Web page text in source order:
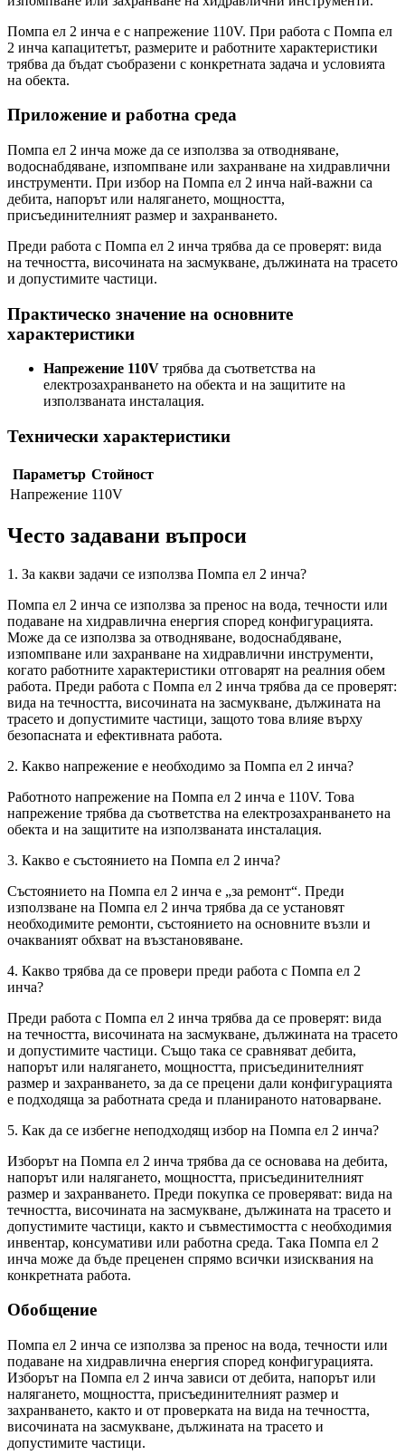
Помпа ел 2 инча е с напрежение 110V. При работа с Помпа ел
2 инча капацитетът, размерите и работните характеристики
трябва да бъдат съобразени с конкретната задача и условията
на обекта.
Приложение и работна среда
Помпа ел 2 инча може да се използва за отводняване,
водоснабдяване, изпомпване или захранване на хидравлични
инструменти. При избор на Помпа ел 2 инча най-важни са
дебита, напорът или налягането, мощността,
присъединителният размер и захранването.
Преди работа с Помпа ел 2 инча трябва да се проверят: вида
на течността, височината на засмукване, дължината на трасето
и допустимите частици.
Практическо значение на основните
характеристики
Напрежение 110V трябва да съответства на
електрозахранването на обекта и на защитите на
използваната инсталация.
Технически характеристики
Параметър Стойност
Напрежение 110V
Често задавани въпроси
1. За какви задачи се използва Помпа ел 2 инча?
Помпа ел 2 инча се използва за пренос на вода, течности или
подаване на хидравлична енергия според конфигурацията.
Може да се използва за отводняване, водоснабдяване,
изпомпване или захранване на хидравлични инструменти,
когато работните характеристики отговарят на реалния обем
работа. Преди работа с Помпа ел 2 инча трябва да се проверят:
вида на течността, височината на засмукване, дължината на
трасето и допустимите частици, защото това влияе върху
безопасната и ефективната работа.
2. Какво напрежение е необходимо за Помпа ел 2 инча?
Работното напрежение на Помпа ел 2 инча е 110V. Това
напрежение трябва да съответства на електрозахранването на
обекта и на защитите на използваната инсталация.
3. Какво е състоянието на Помпа ел 2 инча?
Състоянието на Помпа ел 2 инча е „за ремонт“. Преди
използване на Помпа ел 2 инча трябва да се установят
необходимите ремонти, състоянието на основните възли и
очакваният обхват на възстановяване.
4. Какво трябва да се провери преди работа с Помпа ел 2
инча?
Преди работа с Помпа ел 2 инча трябва да се проверят: вида
на течността, височината на засмукване, дължината на трасето
и допустимите частици. Също така се сравняват дебита,
напорът или налягането, мощността, присъединителният
размер и захранването, за да се прецени дали конфигурацията
е подходяща за работната среда и планираното натоварване.
5. Как да се избегне неподходящ избор на Помпа ел 2 инча?
Изборът на Помпа ел 2 инча трябва да се основава на дебита,
напорът или налягането, мощността, присъединителният
размер и захранването. Преди покупка се проверяват: вида на
течността, височината на засмукване, дължината на трасето и
допустимите частици, както и съвместимостта с необходимия
инвентар, консумативи или работна среда. Така Помпа ел 2
инча може да бъде преценен спрямо всички изисквания на
конкретната работа.
Обобщение
Помпа ел 2 инча се използва за пренос на вода, течности или
подаване на хидравлична енергия според конфигурацията.
Изборът на Помпа ел 2 инча зависи от дебита, напорът или
налягането, мощността, присъединителният размер и
захранването, както и от проверката на вида на течността,
височината на засмукване, дължината на трасето и
допустимите частици.